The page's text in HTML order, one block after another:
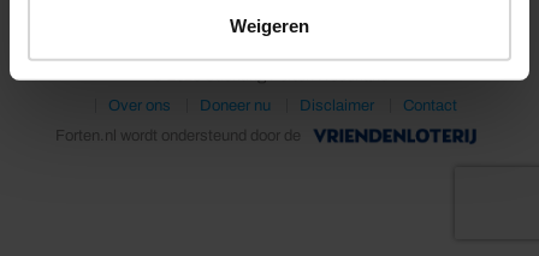
Weigeren
© 2026 Stichting Forten Nederland
Over ons
Doneer nu Disclaimer
Contact
Forten.nl wordt ondersteund door de